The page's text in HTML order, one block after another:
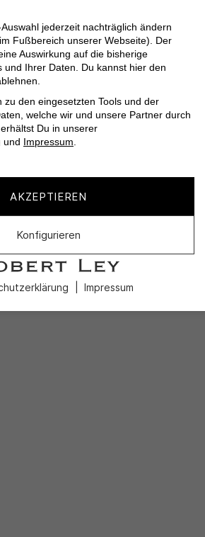
jederzeit nachträglich ändern
Fußbereich unserer Webseite). Der
Auswirkung auf die bisherige
und Ihrer Daten. Du kannst hier den
zu den eingesetzten Tools und der
welche wir und unsere Partner durch
Du in unserer
und Impressum.
AKZEPTIEREN
Konfigurieren
Impressum